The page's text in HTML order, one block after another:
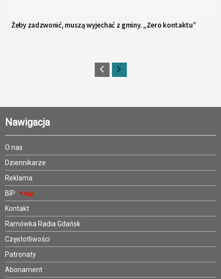
Żeby zadzwonić, muszą wyjechać z gminy. „Zero kontaktu”
Nawigacja
O nas
Dziennikarze
Reklama
BIP
Kontakt
Ramówka Radia Gdańsk
Częstotliwości
Patronaty
Abonament